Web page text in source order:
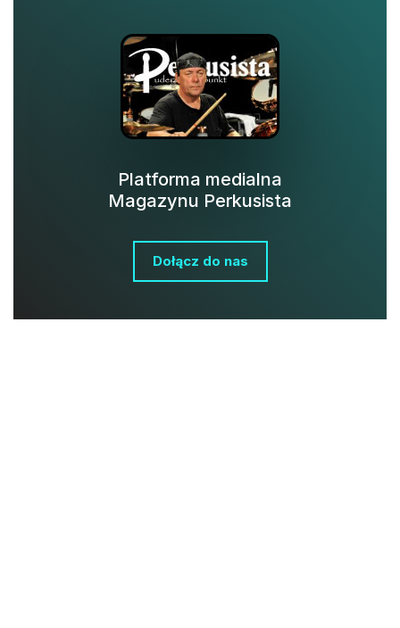
Platforma medialna
Magazynu Perkusista
Dołącz do nas